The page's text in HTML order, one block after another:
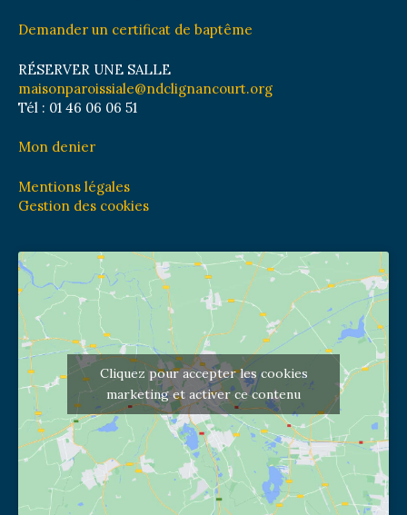
Demander un certificat de baptême
RÉSERVER UNE SALLE
maisonparoissiale@ndclignancourt.org
Tél : 01 46 06 06 51
Mon denier
Mentions légales
Gestion des cookies
Cliquez pour accepter les cookies
marketing et activer ce contenu